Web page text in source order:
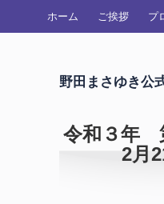
ホーム ご挨拶 プ
野田まさゆき公
令和３年
2月